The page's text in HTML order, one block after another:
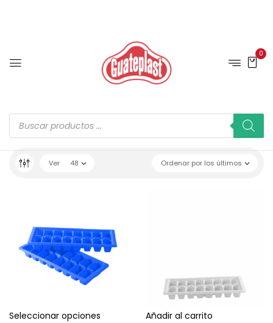
0
Ordenar por los últimos
Ver 48
Seleccionar opciones
Añadir al carrito